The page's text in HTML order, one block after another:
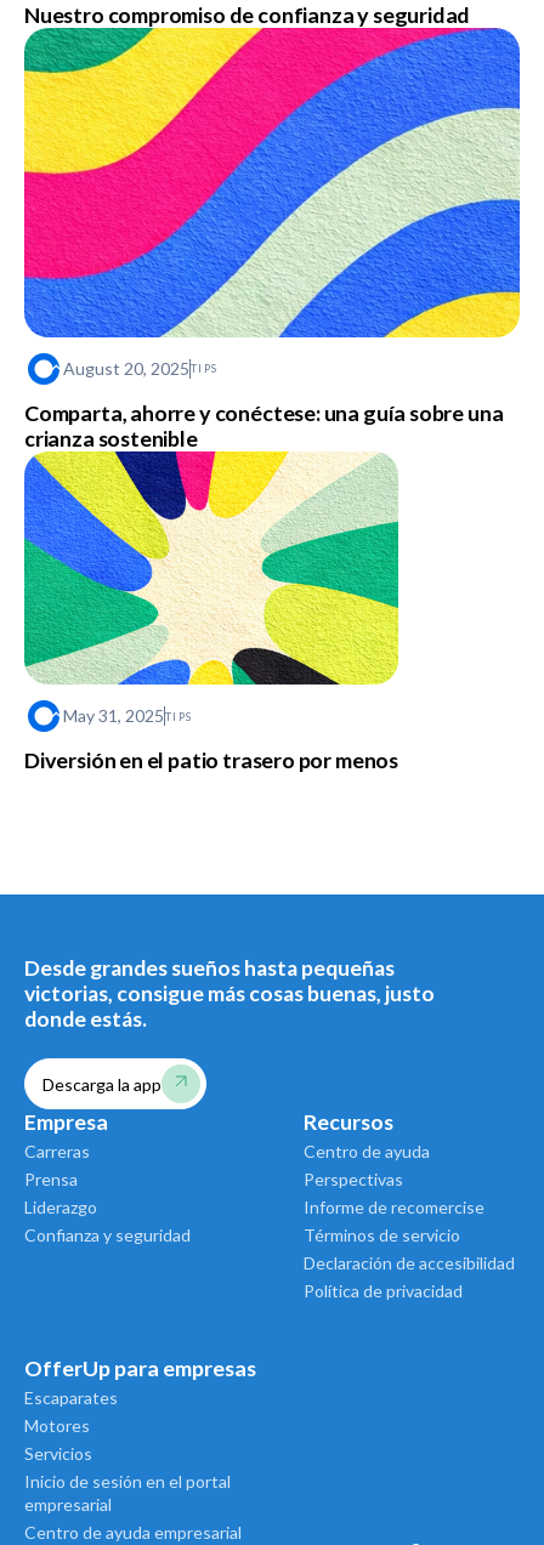
Nuestro compromiso de confianza y seguridad
August 20, 2025TIPS
Comparta, ahorre y conéctese: una guía sobre una
crianza sostenible
May 31, 2025TIPS
Diversión en el patio trasero por menos
Desde grandes sueños hasta pequeñas
victorias, consigue más cosas buenas, justo
donde estás.
Descarga la app
Empresa
Carreras
Prensa
Liderazgo
Confianza y seguridad
Recursos
Centro de ayuda
Perspectivas
Informe de recomercise
Términos de servicio
Declaración de accesibilidad
Política de privacidad
OfferUp para empresas
Escaparates
Motores
Servicios
Inicio de sesión en el portal
empresarial
Centro de ayuda empresarial